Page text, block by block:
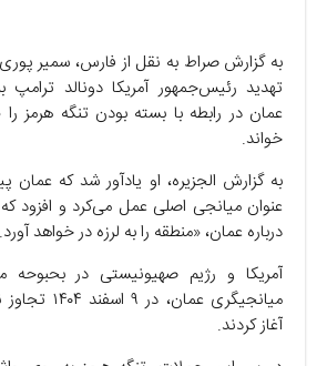
به گزارش صراط به نقل از فارس، سمیر پوری
تهدید رئیس‌جمهور آمریکا دونالد ترامپ
عمان در رابطه با بسته بودن تنگه هرمز را
خواند.
به گزارش الجزیره، او یادآور شد که
عنوان میانجی اصلی عمل می‌کرد و افزود
درباره عمان، «منطقه را به لرزه در خواهد
آمریکا و رژیم صهیونیستی در بحبوحه
میانجیگری
آغاز کردند.